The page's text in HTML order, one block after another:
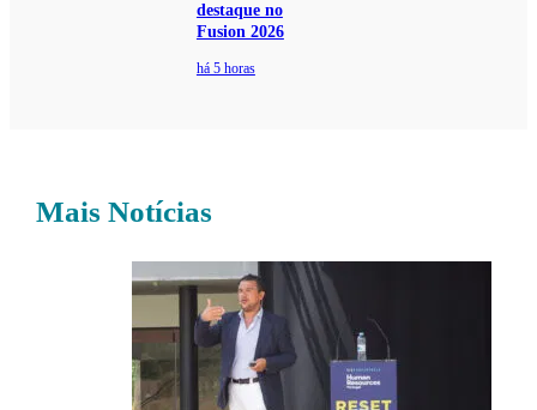
destaque no
Fusion 2026
há 5 horas
Mais Notícias